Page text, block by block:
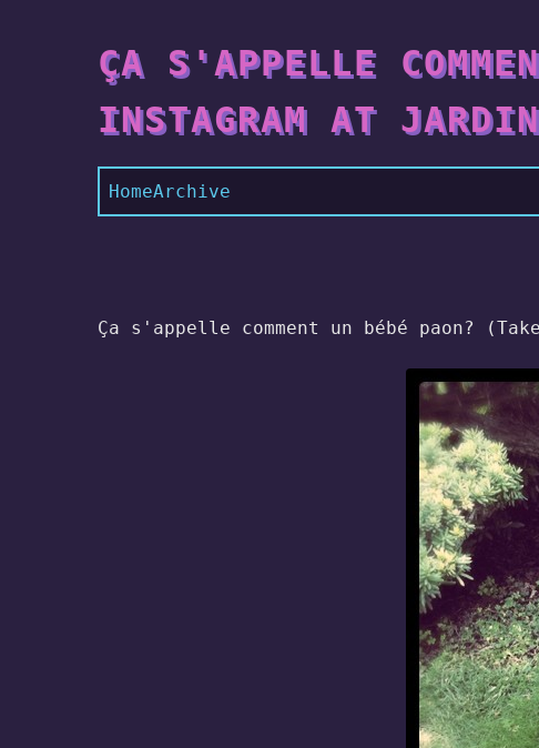
ÇA S'APPELLE
INSTAGRAM AT
HomeArchive
Ça s'appelle comment un bébé paon?